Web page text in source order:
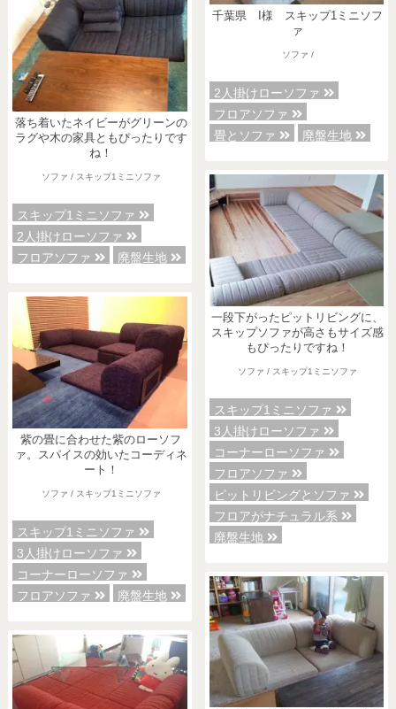
落ち着いたネイビーがグリーンの
ラグや木の家具ともぴったりです
ね！
ソファ / スキップ1ミニソファ
スキップ1ミニソファ
2人掛けローソファ
フロアソファ
廃盤生地
紫の畳に合わせた紫のローソフ
ァ。スパイスの効いたコーディネ
ート！
ソファ / スキップ1ミニソファ
スキップ1ミニソファ
3人掛けローソファ
コーナーローソファ
フロアソファ
廃盤生地
千葉県 I様 スキップ1ミニソフ
ァ
ソファ /
2人掛けローソファ
フロアソファ
畳とソファ
廃盤生地
一段下がったピットリビングに、
スキップソファが高さもサイズ感
もぴったりですね！
ソファ / スキップ1ミニソファ
スキップ1ミニソファ
3人掛けローソファ
コーナーローソファ
フロアソファ
ピットリビングとソファ
フロアがナチュラル系
廃盤生地